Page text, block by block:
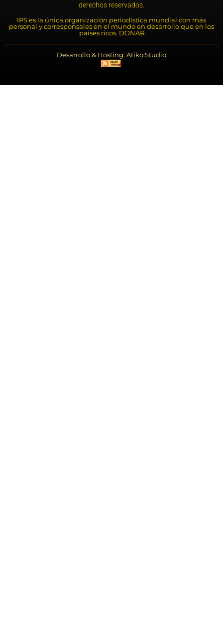
derechos reservados.
IPS es la única organización periodística mundial con más
personal y corresponsales en el mundo en desarrollo que en los
países ricos. DONAR
Desarrollo & Hosting: Atiko.Studio